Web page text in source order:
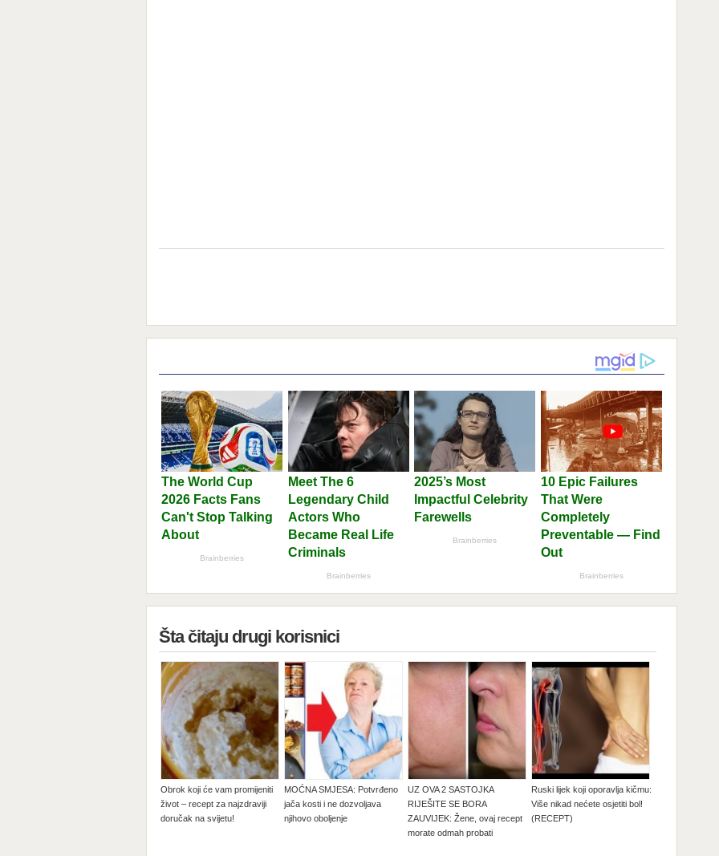
Šta čitaju drugi korisnici
Obrok koji će vam promijeniti
život – recept za najzdraviji
doručak na svijetu!
MOĆNA SMJESA: Potvrđeno
jača kosti i ne dozvoljava
njihovo oboljenje
UZ OVA 2 SASTOJKA
RIJEŠITE SE BORA
ZAUVIJEK: Žene, ovaj recept
morate odmah probati
Ruski lijek koji oporavlja kičmu:
Više nikad nećete osjetiti bol!
(RECEPT)